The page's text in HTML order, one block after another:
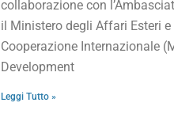
collaborazione con
il Ministero degli Affari Esteri e
Cooperazione Internazionale
Development
Leggi Tutto »